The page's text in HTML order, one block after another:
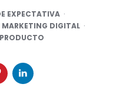
EXPECTATIVA
MARKETING DIGITAL